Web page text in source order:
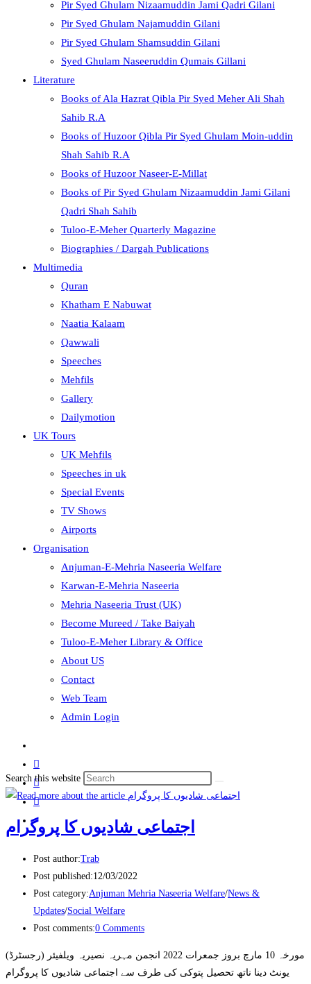
Pir Syed Ghulam Nizaamuddin Jami Qadri Gilani
Pir Syed Ghulam Najamuddin Gilani
Pir Syed Ghulam Shamsuddin Gilani
Syed Ghulam Naseeruddin Qumais Gillani
Literature
Books of Ala Hazrat Qibla Pir Syed Meher Ali Shah
Sahib R.A
Books of Huzoor Qibla Pir Syed Ghulam Moin-uddin
Shah Sahib R.A
Books of Huzoor Naseer-E-Millat
Books of Pir Syed Ghulam Nizaamuddin Jami Gilani
Qadri Shah Sahib
Tuloo-E-Meher Quarterly Magazine
Biographies / Dargah Publications
Multimedia
Quran
Khatham E Nabuwat
Naatia Kalaam
Qawwali
Speeches
Mehfils
Gallery
Dailymotion
UK Tours
UK Mehfils
Speeches in uk
Special Events
TV Shows
Airports
Organisation
Anjuman-E-Mehria Naseeria Welfare
Karwan-E-Mehria Naseeria
Mehria Naseeria Trust (UK)
Become Mureed / Take Baiyah
Tuloo-E-Meher Library & Office
About US
Contact
Web Team
Admin Login
Search this website
اجتماعی شادیوں کا پروگرام
Post author:Trab
Post published:12/03/2022
Post category:Anjuman Mehria Naseeria Welfare/News &
Updates/Social Welfare
Post comments:0 Comments
مورخہ 10 مارچ بروز جمعرات 2022 انجمن مہریہ نصیریہ ویلفیئر (رجسٹرڈ)
یونٹ دینا ناتھ تحصیل پتوکی کی طرف سے اجتماعی شادیوں کا پروگرام